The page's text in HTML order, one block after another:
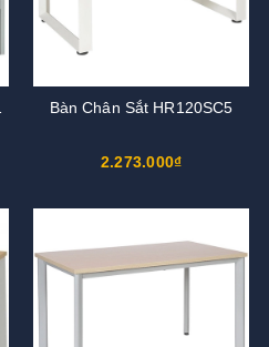
Bàn Chân Sắt HR120SC5
2.273.000₫